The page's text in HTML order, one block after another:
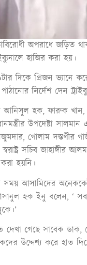
অপরাধে জড়িত
হাজির করা হয়।
দিকে প্রিজন ভ্যানে
নির্দেশ দেন
আনিসুল হক, ফারুক
উপদেষ্টা
গোলাম দস্তগীর
সচিব জাহাঙ্গীর
হয়নি।
সময় আসামিদের
হাসানুল হক ইনু বলেন,
গেছে সাবেক ডাক,
উদ্দেশ্য করে হাত